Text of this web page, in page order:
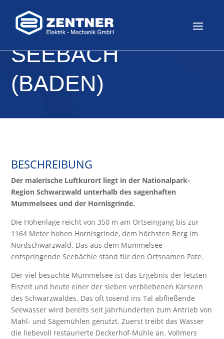
SEEBACH
(BADEN)
BESCHREIBUNG
Der malerische Luftkurort liegt in der Nationalpark-
Region Schwarzwald unterhalb des sagenhaften
Mummelsees und der Hornisgrinde.
Die Höhenlage reicht von 350 m am Ortseingang bis zur
1164 Meter hohen Hornisgrinde, dem höchsten Berg im
Nordschwarzwald. Das aus dem Mummelsee
entspringende Seebächle stand für den Ortsnamen Pate.
Der viel besuchte Mummelsee ist das Ergebnis der letzten
Eiszeit und heute einer der sieben verbliebenen Karseen
des Schwarzwaldes. Das oft tosend ins Tal abfließende
Seewasser wird bereits seit Jahrhunderten zum Antrieb von
Mahl- und Sägemühlen genutzt. Zuerst treibt das Wasser
die liebevoll restaurierte Deckerhof-Mühle an. Vollmers